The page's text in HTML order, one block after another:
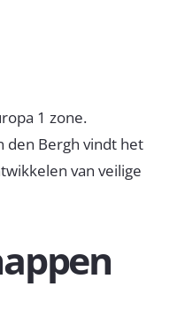
1 zone.
den Bergh vindt het
van veilige